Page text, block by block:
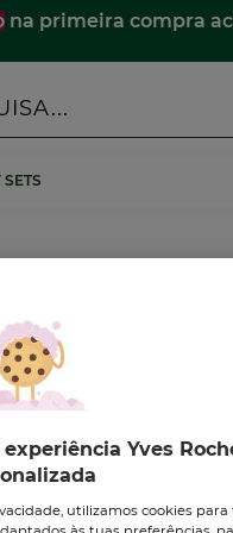
de verãopara te
SETS
Yves
utilizamos cookies